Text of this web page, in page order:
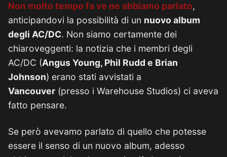
Non molto tempo fa ve ne abbiamo parlato,
anticipandovi la possibilità di un nuovo album
degli AC/DC. Non siamo certamente dei
chiaroveggenti: la notizia che i membri degli
AC/DC (Angus Young, Phil Rudd e Brian
Johnson) erano stati avvistati a
Vancouver (presso i Warehouse Studios) ci aveva
fatto pensare.
Se però avevamo parlato di quello che potesse
essere il senso di un nuovo album, adesso